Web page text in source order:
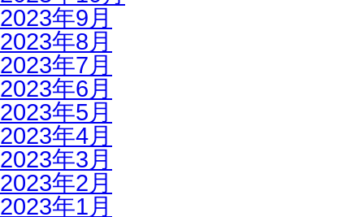
2023年9月
2023年8月
2023年7月
2023年6月
2023年5月
2023年4月
2023年3月
2023年2月
2023年1月